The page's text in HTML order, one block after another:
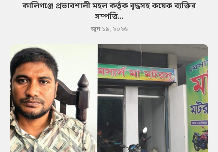
কালিগঞ্জে প্রভাবশালী মহল কর্তৃক বৃদ্ধসহ কয়েক ব্যক্তির
সম্পত্তি...
জুন ১৯, ২০২৬